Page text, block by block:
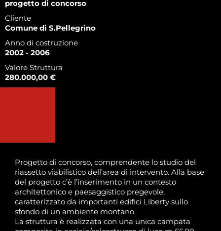
progetto di concorso
Cliente
Comune di S.Pellegrino
Anno di costruzione
2002 - 2006
Valore Struttura
280.000,00 €
Progetto di concorso, comprendente lo studio del
riassetto viabilistico dell’area di intervento. Alla base
del progetto c’è l’inserimento in un contesto
architettonico e paesaggistico pregevole,
caratterizzato da importanti edifici Liberty sullo
sfondo di un ambiente montano.
La struttura è realizzata con una unica campata